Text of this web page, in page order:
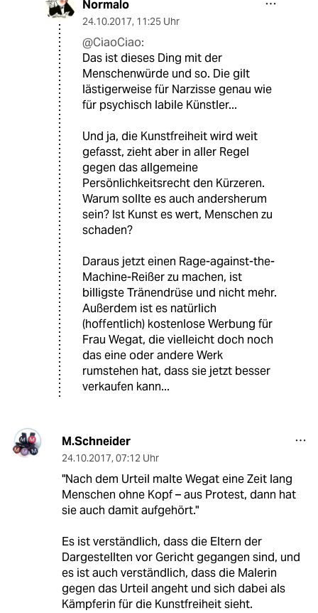
Normalo
24.10.2017, 11:25 Uhr
@CiaoCiao:
Das ist dieses Ding mit der
Menschenwürde und so. Die gilt
lästigerweise für Narzisse genau wie
für psychisch labile Künstler...
Und ja, die Kunstfreiheit wird weit
gefasst, zieht aber in aller Regel
gegen das allgemeine
Persönlichkeitsrecht den Kürzeren.
Warum sollte es auch andersherum
sein? Ist Kunst es wert, Menschen zu
schaden?
Daraus jetzt einen Rage-against-the-
Machine-Reißer zu machen, ist
billigste Tränendrüse und nicht mehr.
Außerdem ist es natürlich
(hoffentlich) kostenlose Werbung für
Frau Wegat, die vielleicht doch noch
das eine oder andere Werk
rumstehen hat, dass sie jetzt besser
verkaufen kann...
M.Schneider
24.10.2017, 07:12 Uhr
"Nach dem Urteil malte Wegat eine Zeit lang
Menschen ohne Kopf – aus Protest, dann hat
sie auch damit aufgehört."
Es ist verständlich, dass die Eltern der
Dargestellten vor Gericht gegangen sind, und
es ist auch verständlich, dass die Malerin
gegen das Urteil angeht und sich dabei als
Kämpferin für die Kunstfreiheit sieht.